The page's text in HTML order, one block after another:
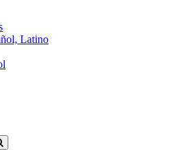
Latino